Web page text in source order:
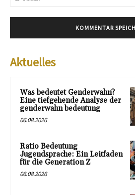
Aktuelles
Was bedeutet Genderwahn?
Eine tiefgehende Analyse der
genderwahn bedeutung
06.08.2026
Ratio Bedeutung
Jugendsprache: Ein Leitfaden
für die Generation Z
06.08.2026